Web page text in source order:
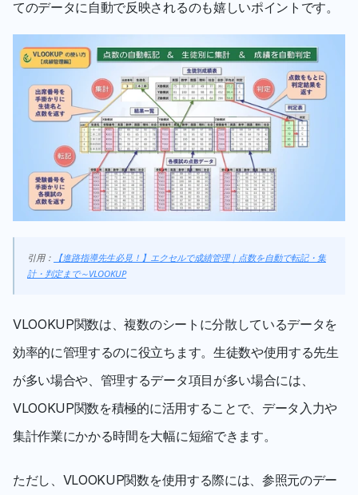
てのデータに自動で反映されるのも嬉しいポイントです。
引用：
【進路指導先生必見！】エクセルで成績管理｜点数を自動で転記・集
計・判定まで～VLOOKUP
VLOOKUP関数は、複数のシートに分散しているデータを
効率的に管理するのに役立ちます。生徒数や使用する先生
が多い場合や、管理するデータ項目が多い場合には、
VLOOKUP関数を積極的に活用することで、データ入力や
集計作業にかかる時間を大幅に短縮できます。
ただし、VLOOKUP関数を使用する際には、参照元のデー